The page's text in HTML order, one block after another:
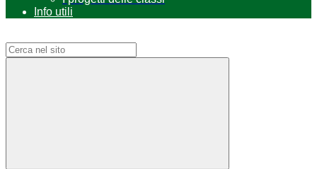
Info utili